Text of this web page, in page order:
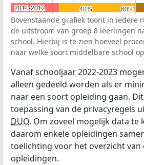
40%
40% 60%
60%
2011-2012
2011-2012
Bovenstaande grafiek toont in iedere
de uitstroom van groep 8 leerlingen
school. Hierbij is te zien hoeveel
naar welke soort middelbare school
Vanaf schooljaar 2022-2023
alleen gedeeld worden als er
naar een soort opleiding gaan.
toepassing van de privacyregels
DUO. Om zoveel mogelijk data te
daarom enkele opleidingen
toelichting voor het overzicht van
opleidingen.